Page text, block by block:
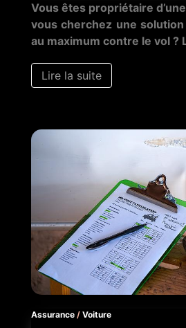
Vous êtes propriétaire
vous cherchez une
au maximum contre le vol ?
Lire la suite
Assurance/ Voiture